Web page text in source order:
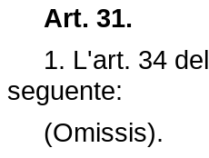
Art. 31.
1. L'art. 34 del
seguente:
(Omissis).